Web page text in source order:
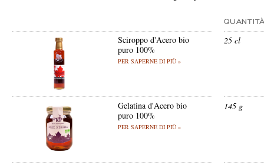
Sciroppo d'Acero bio
puro 100%
PER SAPERNE DI PIÙ »
25 cl
Gelatina d'Acero bio
puro 100%
PER SAPERNE DI PIÙ »
145 g